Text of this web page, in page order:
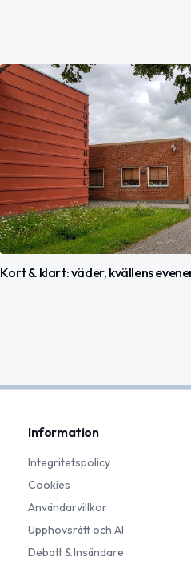
Kort & klart: väder, kvällens
Information
Integritetspolicy
Cookies
Användarvillkor
Upphovsrätt och AI
Debatt & Insändare